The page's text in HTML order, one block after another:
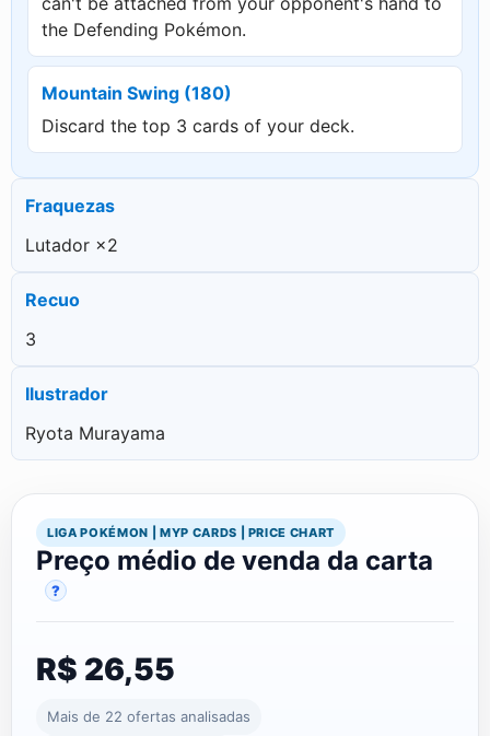
the Defending Pokémon.
Mountain Swing (180)
Discard the top 3 cards of your deck.
Fraquezas
Lutador ×2
Recuo
3
Ilustrador
Ryota Murayama
LIGA POKÉMON | MYP CARDS | PRICE CHART
Preço médio de venda da carta
?
R$ 26,55
Mais de 22 ofertas analisadas